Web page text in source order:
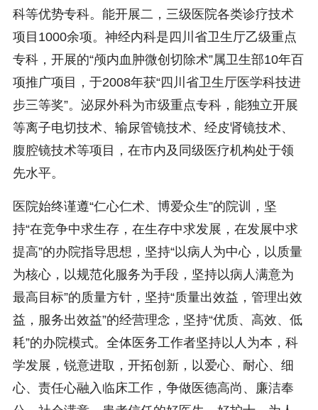
科等优势专科。能开展二，三级医院各类诊疗技术
项目1000余项。神经内科是四川省卫生厅乙级重点
专科，开展的“颅内血肿微创切除术”属卫生部10年百
项推广项目，于2008年获“四川省卫生厅医学科技进
步三等奖”。泌尿外科为市级重点专科，能独立开展
等离子电切技术、输尿管镜技术、经皮肾镜技术、
腹腔镜技术等项目，在市内及同级医疗机构处于领
先水平。
医院始终谨遵“仁心仁术、博爱众生”的院训，坚
持“在竞争中求生存，在生存中求发展，在发展中求
提高”的办院指导思想，坚持“以病人为中心，以质量
为核心，以规范化服务为手段，坚持以病人满意为
最高目标”的质量方针，坚持“质量出效益，管理出效
益，服务出效益”的经营理念，坚持“优质、高效、低
耗”的办院模式。全体医务工作者坚持以人为本，科
学发展，锐意进取，开拓创新，以爱心、耐心、细
心、责任心融入临床工作，争做医德高尚、廉洁奉